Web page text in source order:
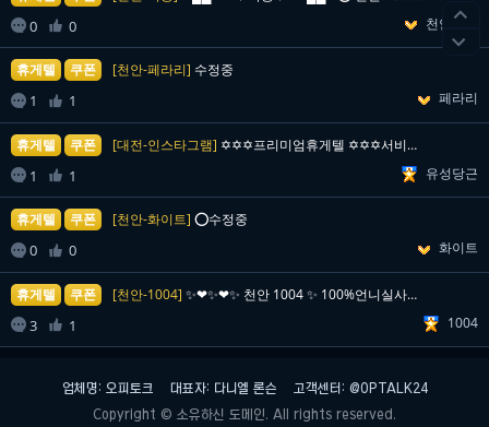
 0  0 천안짝꿍
휴게텔 쿠폰 [천안-페라리] 수정중
 1  1 페라리
휴게텔 쿠폰 [대전-인스타그램] ✡️✡️✡️프리미엄휴게텔 ✡️✡️✡️서비스미친 20대 …
 1  1 유성당근
휴게텔 쿠폰 [천안-화이트] ⭕수정중
 0  0 화이트
휴게텔 쿠폰 [천안-1004] ✨❤✨❤✨ 천안 1004 ✨ 100%언니실사★S급라인업…
 3  1 1004
업체명: 오피토크 대표자: 다니엘 론슨
고객센터: @OPTALK24
Copyright © 소유하신 도메인. All rights reserved.

